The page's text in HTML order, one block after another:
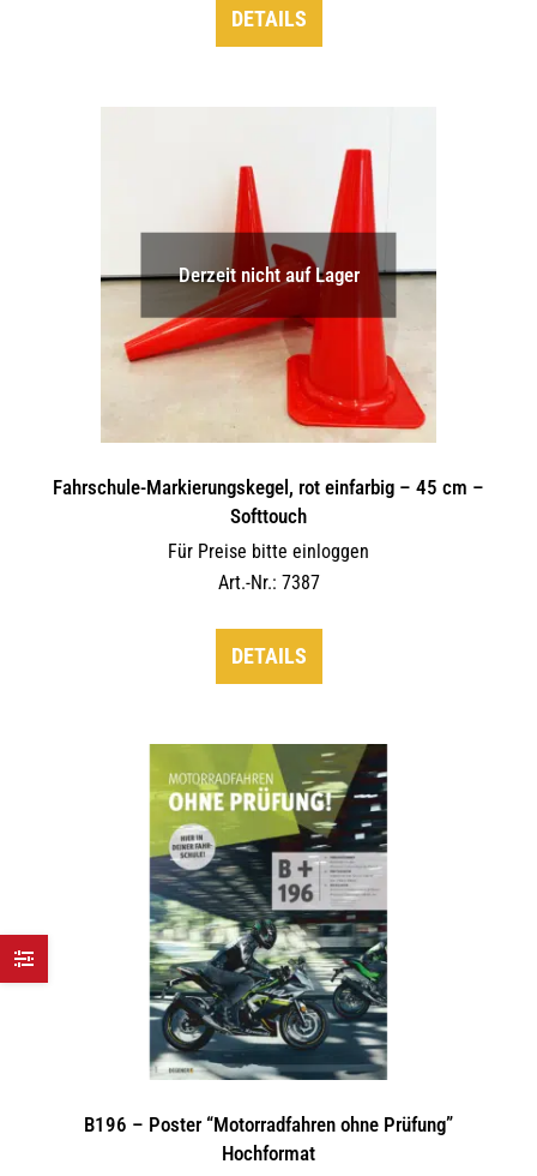
DETAILS
Derzeit nicht auf Lager
Fahrschule-Markierungskegel, rot einfarbig – 45 cm –
Softtouch
Für Preise bitte einloggen
Art.-Nr.: 7387
DETAILS
B196 – Poster “Motorradfahren ohne Prüfung”
Hochformat